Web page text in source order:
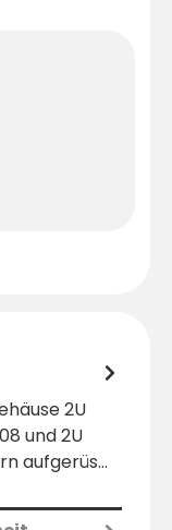
2U
und 2U
aufgerüs…